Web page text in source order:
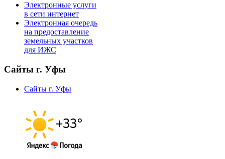
Электронные услуги
в сети интернет
Электронная очередь
на предоставление
земельных участков
для ИЖС
Сайты г. Уфы
Сайты г. Уфы